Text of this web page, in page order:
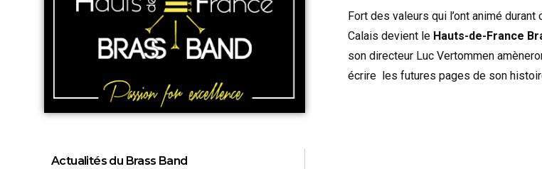
Actualités du Brass Band
Fort des valeurs qui l’ont animé
Calais devient le Hauts-de-France
son directeur Luc Vertommen
écrire les futures pages de son